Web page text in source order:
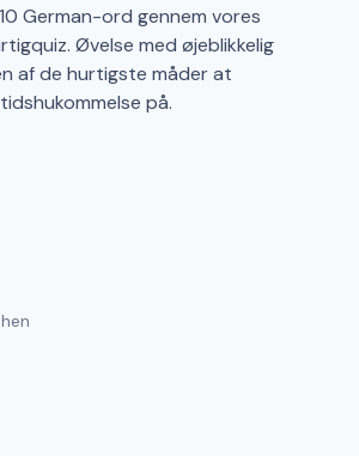
German-ord gennem vores
Øvelse med øjeblikkelig
af de hurtigste måder at
på.